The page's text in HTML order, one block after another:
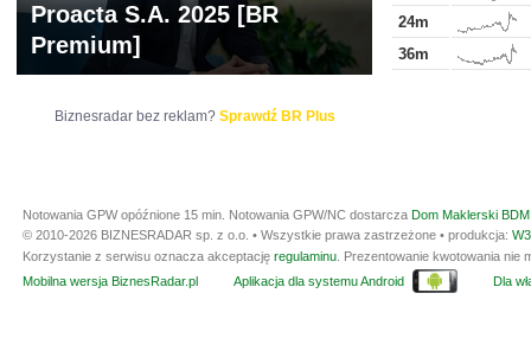
24m
36m
Proacta S.A. 2025 [BR
Premium]
Biznesradar bez reklam? Sprawdź BR Plus
Notowania GPW opóźnione 15 min. Notowania GPW/NC dostarcza Dom Maklerski
© 2010-2026 BIZNESRADAR sp. z o.o. • Wszystkie prawa zastrzeżone • produkcja:
Korzystanie z serwisu oznacza akceptację regulaminu . Prezentowanie kwotowania
Mobilna wersja BiznesRadar.pl
Aplikacja dla systemu Android Dla